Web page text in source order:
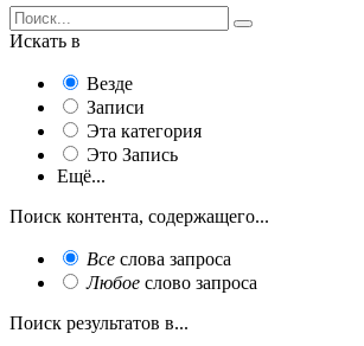
Искать в
Везде
Записи
Эта категория
Это Запись
Ещё...
Поиск контента, содержащего...
Все слова запроса
Любое слово запроса
Поиск результатов в...